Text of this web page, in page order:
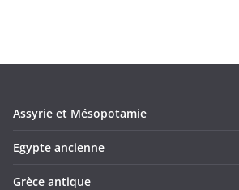
Assyrie et Mésopotamie
Egypte ancienne
Grèce antique